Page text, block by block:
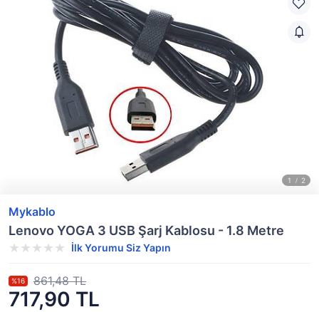
Mykablo
Lenovo YOGA 3 USB Şarj Kablosu - 1.8 Metre
İlk Yorumu Siz Yapın
717,90 TL
%16 861,48 TL